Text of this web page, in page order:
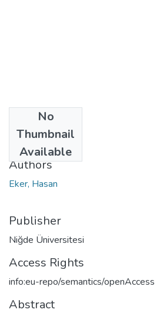
No
Thumbnail
Available
2002
Authors
Eker, Hasan
Publisher
Niğde Üniversitesi
Access Rights
info:eu-repo/semantics/openAccess
Abstract